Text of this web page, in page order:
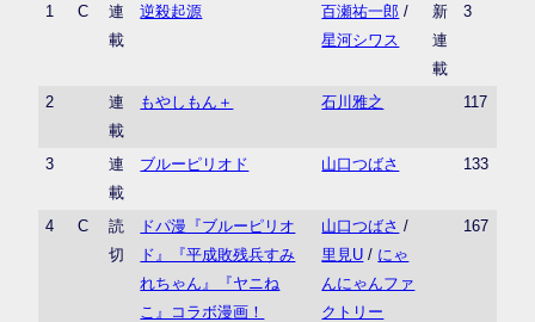
1
C
連
載
逆殺起源 百瀬祐一郎 /
星河シワス
新
連
載
3
2
連
載
もやしもん＋ 石川雅之 117
3
連
載
ブルーピリオド 山口つばさ 133
4 C
読
切
ドパ漫『ブルーピリオ
ド』『平成敗残兵すみ
れちゃん』『ヤニね
こ』コラボ漫画！
山口つばさ /
里見U / にゃ
んにゃんファ
クトリー
167